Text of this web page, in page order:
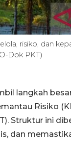
risiko, dan
Dok PKT)
langkah
Risiko
Struktur ini
dan
21 Juli 2026